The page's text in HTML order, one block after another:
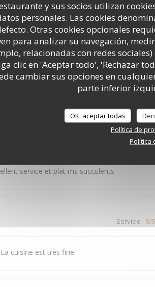
y sus socios utilizan
personales. Las cookies
Otras cookies opcionales
para analizar su navegación,
relacionadas con redes
clic en 'Aceptar todo', 'Rechazar
cambiar sus opciones en
parte inferior
OK, aceptar todas
Política de
Política
Servicio: 5/5
malgré tout d’un peu de piment
Servicio: 3/5
Servicio:5/5
service et plat ms succulents
Servicio : 5/5
cuisine est très fine.